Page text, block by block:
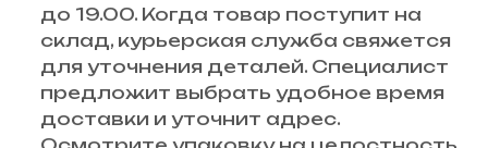
до 19.00. Когда товар поступит на
склад, курьерская служба свяжется
для уточнения деталей. Специалист
предложит выбрать удобное время
доставки и уточнит адрес.